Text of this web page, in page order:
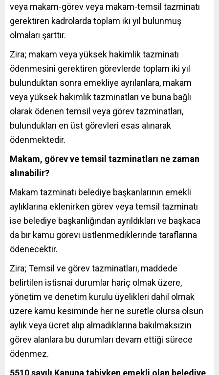
veya makam-görev veya makam-temsil tazminatı
gerektiren kadrolarda toplam iki yıl bulunmuş
olmaları şarttır.
Zira; makam veya yüksek hakimlik tazminatı
ödenmesini gerektiren görevlerde toplam iki yıl
bulunduktan sonra emekliye ayrılanlara, makam
veya yüksek hakimlik tazminatları ve buna bağlı
olarak ödenen temsil veya görev tazminatları,
bulundukları en üst görevleri esas alınarak
ödenmektedir.
Makam, görev ve temsil tazminatları ne zaman
alınabilir?
Makam tazminatı belediye başkanlarının emekli
aylıklarına eklenirken görev veya temsil tazminatı
ise belediye başkanlığından ayrıldıkları ve başkaca
da bir kamu görevi üstlenmediklerinde taraflarına
ödenecektir.
Zira; Temsil ve görev tazminatları, maddede
belirtilen istisnai durumlar hariç olmak üzere,
yönetim ve denetim kurulu üyelikleri dahil olmak
üzere kamu kesiminde her ne suretle olursa olsun
aylık veya ücret alıp almadıklarına bakılmaksızın
görev alanlara bu durumları devam ettiği sürece
ödenmez.
5510 sayılı Kanuna tabiyken emekli olan belediye